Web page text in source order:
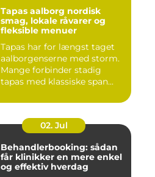
Tapas aalborg nordisk
smag, lokale råvarer og
fleksible menuer
Tapas har for længst taget
aalborgenserne med storm.
Mange forbinder stadig
tapas med klassiske span...
02. Jul
Behandlerbooking: sådan
får klinikker en mere enkel
og effektiv hverdag